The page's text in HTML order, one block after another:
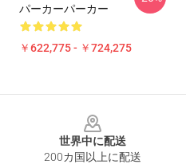
パーカーパーカー
￥622,775 - ￥724,275
世界中に配送
200カ国以上に配送